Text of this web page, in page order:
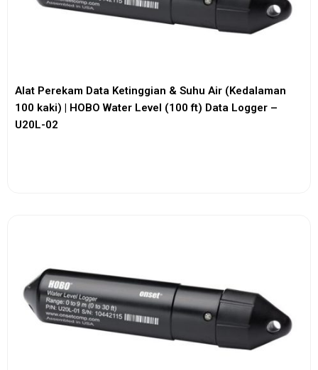
Alat Perekam Data Ketinggian & Suhu Air (Kedalaman
100 kaki) | HOBO Water Level (100 ft) Data Logger –
U20L-02